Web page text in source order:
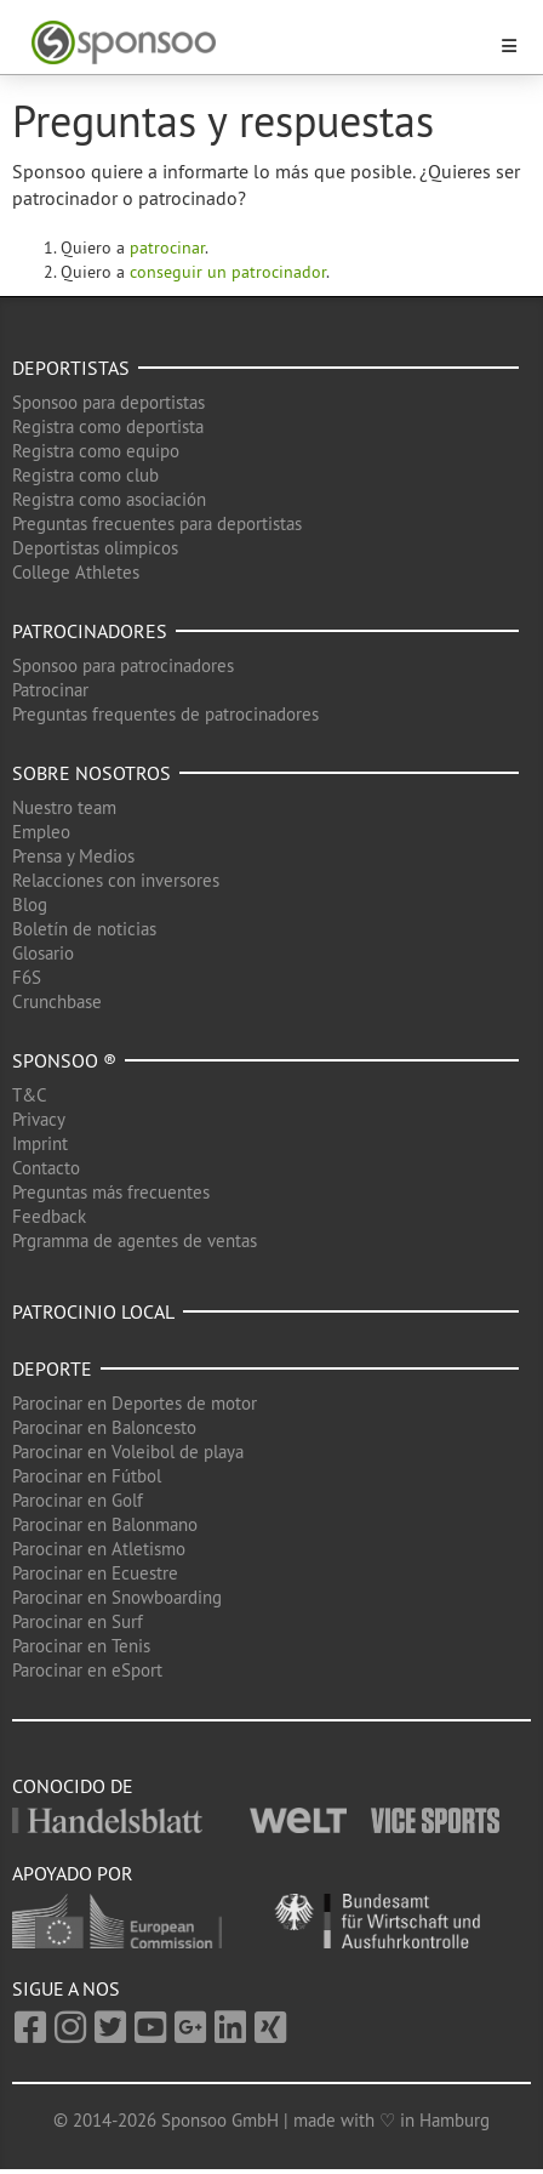
Preguntas y respuestas
Sponsoo quiere a informarte lo más que posible. ¿Quieres ser
patrocinador o patrocinado?
Quiero a patrocinar.
Quiero a conseguir un patrocinador.
DEPORTISTAS
Sponsoo para deportistas
Registra como deportista
Registra como equipo
Registra como club
Registra como asociación
Preguntas frecuentes para deportistas
Deportistas olimpicos
College Athletes
PATROCINADORES
Sponsoo para patrocinadores
Patrocinar
Preguntas frequentes de patrocinadores
SOBRE NOSOTROS
Nuestro team
Empleo
Prensa y Medios
Relacciones con inversores
Blog
Boletín de noticias
Glosario
F6S
Crunchbase
SPONSOO ®
T&C
Privacy
Imprint
Contacto
Preguntas más frecuentes
Feedback
Prgramma de agentes de ventas
PATROCINIO LOCAL
DEPORTE
Parocinar en Deportes de motor
Parocinar en Baloncesto
Parocinar en Voleibol de playa
Parocinar en Fútbol
Parocinar en Golf
Parocinar en Balonmano
Parocinar en Atletismo
Parocinar en Ecuestre
Parocinar en Snowboarding
Parocinar en Surf
Parocinar en Tenis
Parocinar en eSport
CONOCIDO DE
APOYADO POR
SIGUE A NOS
© 2014-2026 Sponsoo GmbH | made with ♡ in Hamburg